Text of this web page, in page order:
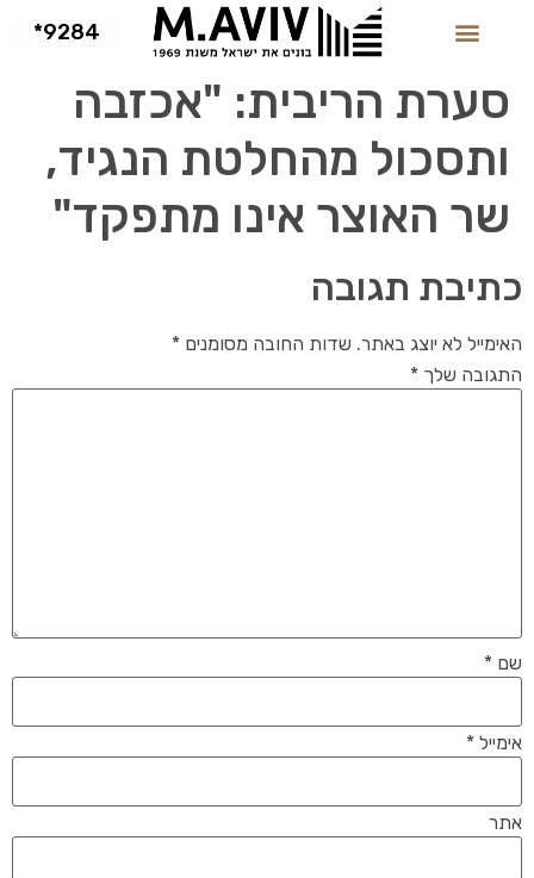
9284*
סערת הריבית: "אכזבה
ותסכול מהחלטת הנגיד,
שר האוצר אינו מתפקד"
כתיבת תגובה
האימייל לא יוצג באתר. שדות החובה מסומנים *
התגובה שלך *
שם *
אימייל *
אתר